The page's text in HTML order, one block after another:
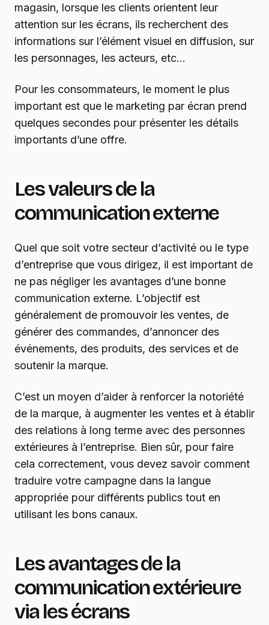
magasin, lorsque les clients orientent leur
attention sur les écrans, ils recherchent des
informations sur l’élément visuel en diffusion, sur
les personnages, les acteurs, etc…
Pour les consommateurs, le moment le plus
important est que le marketing par écran prend
quelques secondes pour présenter les détails
importants d’une offre.
Les valeurs de la
communication externe
Quel que soit votre secteur d’activité ou le type
d’entreprise que vous dirigez, il est important de
ne pas négliger les avantages d’une bonne
communication externe. L’objectif est
généralement de promouvoir les ventes, de
générer des commandes, d’annoncer des
événements, des produits, des services et de
soutenir la marque.
C’est un moyen d’aider à renforcer la notoriété
de la marque, à augmenter les ventes et à établir
des relations à long terme avec des personnes
extérieures à l’entreprise. Bien sûr, pour faire
cela correctement, vous devez savoir comment
traduire votre campagne dans la langue
appropriée pour différents publics tout en
utilisant les bons canaux.
Les avantages de la
communication extérieure
via les écrans